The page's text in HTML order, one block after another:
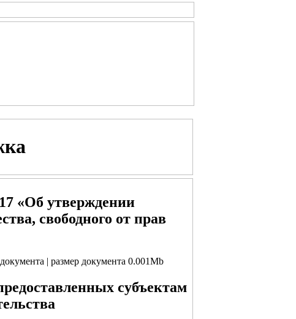
«Об утверждении
свободного от прав
| размер документа 0.001Mb
субъектам